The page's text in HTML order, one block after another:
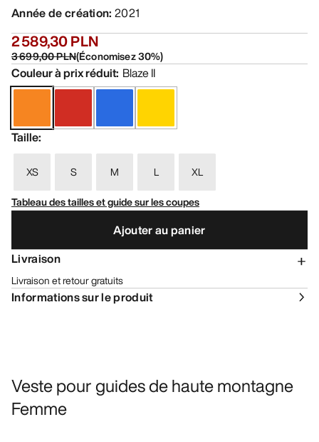
Année de création: 2021
2 589,30 PLN
3 699,00 PLN(Économisez30%)
Couleur à prix réduit: Blaze II
Taille:
XS S M L
XL
Tableau des tailles et guide sur les coupes
Ajouter au panier
Livraison
Livraison et retour gratuits
Informations sur le produit
Veste pour guides de haute montagne
Femme